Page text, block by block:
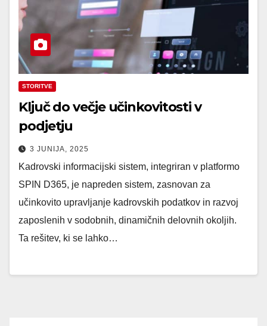
STORITVE
Ključ do večje učinkovitosti v
podjetju
3 JUNIJA, 2025
Kadrovski informacijski sistem, integriran v platformo
SPIN D365, je napreden sistem, zasnovan za
učinkovito upravljanje kadrovskih podatkov in razvoj
zaposlenih v sodobnih, dinamičnih delovnih okoljih.
Ta rešitev, ki se lahko…